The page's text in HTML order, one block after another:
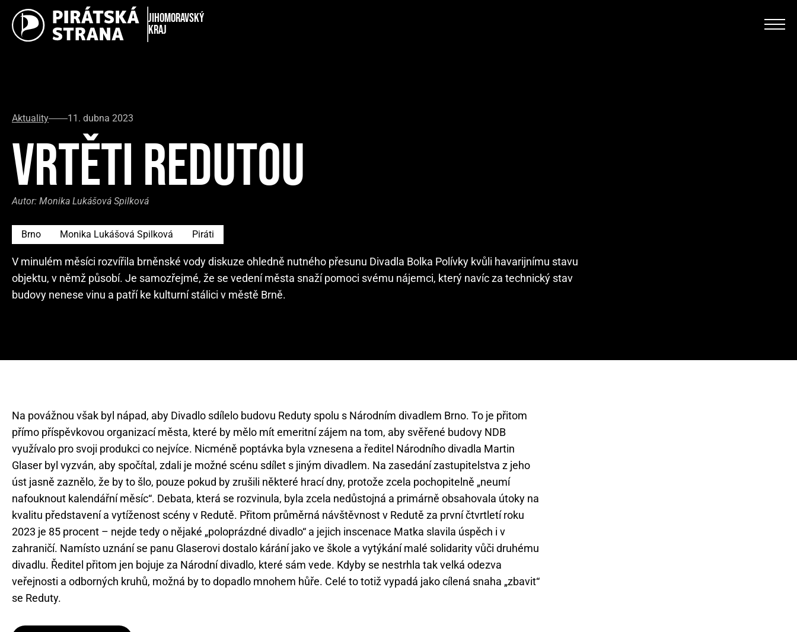
Jihomoravský
kraj
Aktuality 11. dubna 2023
VRTĚTI REDUTOU
Autor: Monika Lukášová Spilková
Brno Monika Lukášová Spilková Piráti
V minulém měsíci rozvířila brněnské vody diskuze ohledně nutného přesunu Divadla Bolka Polívky kvůli havarijnímu stavu
objektu, v němž působí. Je samozřejmé, že se vedení města snaží pomoci svému nájemci, který navíc za technický stav
budovy nenese vinu a patří ke kulturní stálici v městě Brně.
Na povážnou však byl nápad, aby Divadlo sdílelo budovu Reduty spolu s Národním divadlem Brno. To je přitom
přímo příspěvkovou organizací města, které by mělo mít emeritní zájem na tom, aby svěřené budovy NDB
využívalo pro svoji produkci co nejvíce. Nicméně poptávka byla vznesena a ředitel Národního divadla Martin
Glaser byl vyzván, aby spočítal, zdali je možné scénu sdílet s jiným divadlem. Na zasedání zastupitelstva z jeho
úst jasně zaznělo, že by to šlo, pouze pokud by zrušili některé hrací dny, protože zcela pochopitelně „neumí
nafouknout kalendářní měsíc“. Debata, která se rozvinula, byla zcela nedůstojná a primárně obsahovala útoky na
kvalitu představení a vytíženost scény v Redutě. Přitom průměrná návštěvnost v Redutě za první čtvrtletí roku
2023 je 85 procent – nejde tedy o nějaké „poloprázdné divadlo“ a jejich inscenace Matka slavila úspěch i v
zahraničí. Namísto uznání se panu Glaserovi dostalo kárání jako ve škole a vytýkání malé solidarity vůči druhému
divadlu. Ředitel přitom jen bojuje za Národní divadlo, které sám vede. Kdyby se nestrhla tak velká odezva
veřejnosti a odborných kruhů, možná by to dopadlo mnohem hůře. Celé to totiž vypadá jako cílená snaha „zbavit“
se Reduty.